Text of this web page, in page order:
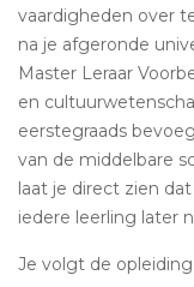
vaardigheden over
na je afgeronde
Master Leraar
en
eerstegraads
van de middelbare
laat je direct zien
iedere leerling later
Je volgt de